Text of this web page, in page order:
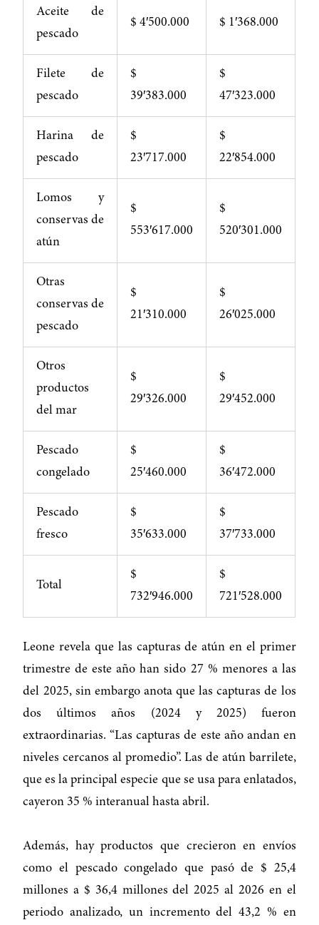
Aceite de
pescado
$ 4′500.000 $ 1′368.000
Filete de
pescado
$
39′383.000
$
47′323.000
Harina de
pescado
$
23′717.000
$
22′854.000
Lomos y
conservas de
atún
$
553′617.000
$
520′301.000
Otras
conservas de
pescado
$
21′310.000
$
26′025.000
Otros
productos
del mar
$
29′326.000
$
29′452.000
Pescado
congelado
$
25′460.000
$
36′472.000
Pescado
fresco
$
35′633.000
$
37′733.000
Total
$
732′946.000
$
721′528.000
Leone revela que las capturas de atún en el primer
trimestre de este año han sido 27 % menores a las
del 2025, sin embargo anota que las capturas de los
dos últimos años (2024 y 2025) fueron
extraordinarias. “Las capturas de este año andan en
niveles cercanos al promedio”. Las de atún barrilete,
que es la principal especie que se usa para enlatados,
cayeron 35 % interanual hasta abril.
Además, hay productos que crecieron en envíos
como el pescado congelado que pasó de $ 25,4
millones a $ 36,4 millones del 2025 al 2026 en el
periodo analizado, un incremento del 43,2 % en